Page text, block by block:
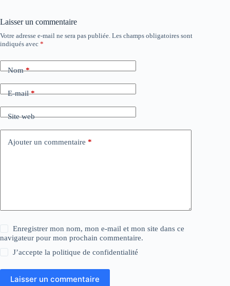
Laisser un commentaire
Votre adresse e-mail ne sera pas publiée. Les champs obligatoires sont
indiqués avec *
Nom*
E-mail*
Site web
Ajouter un commentaire *
Enregistrer mon nom, mon e-mail et mon site dans ce
navigateur pour mon prochain commentaire.
J’accepte lapolitique de confidentialité
Laisser un commentaire